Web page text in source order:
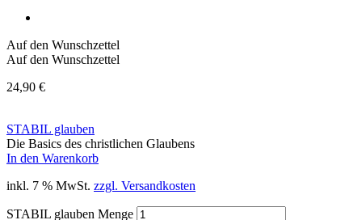
Auf den Wunschzettel
Auf den Wunschzettel
24,90 €
STABIL glauben
Die Basics des christlichen Glaubens
In den Warenkorb
inkl. 7 % MwSt. zzgl. Versandkosten
STABIL glauben Menge